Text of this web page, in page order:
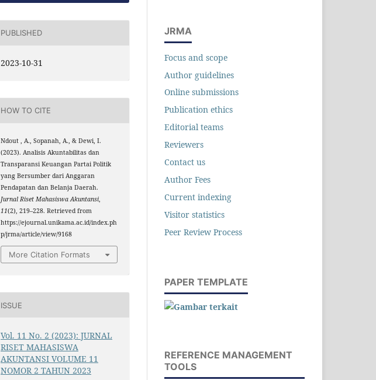
PUBLISHED
2023-10-31
HOW TO CITE
Ndout , A., Sopanah, A., & Dewi, I.
(2023). Analisis Akuntabilitas dan
Transparansi Keuangan Partai Politik
yang Bersumber dari Anggaran
Pendapatan dan Belanja Daerah.
Jurnal Riset Mahasiswa Akuntansi,
11(2), 219–228. Retrieved from
https://ejournal.unikama.ac.id/index.ph
p/jrma/article/view/9168
More Citation Formats
ISSUE
Vol. 11 No. 2 (2023): JURNAL
RISET MAHASISWA
AKUNTANSI VOLUME 11
NOMOR 2 TAHUN 2023
JRMA
Focus and scope
Author guidelines
Online submissions
Publication ethics
Editorial teams
Reviewers
Contact us
Author Fees
Current indexing
Visitor statistics
Peer Review Process
PAPER TEMPLATE
REFERENCE MANAGEMENT
TOOLS